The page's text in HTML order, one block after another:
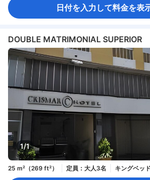
日付を入力して料金を表
DOUBLE MATRIMONIAL SUPERIOR
1/1
25 m²（269 ft²） 定員：大人3名 キングベッ